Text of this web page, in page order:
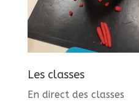
Les classes
En direct des classes